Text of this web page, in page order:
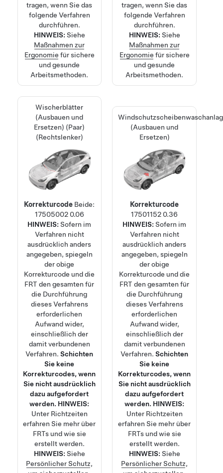
tragen, wenn Sie das
folgende Verfahren
durchführen.
HINWEIS: Siehe
Maßnahmen zur
Ergonomie für sichere
und gesunde
Arbeitsmethoden.
tragen, wenn Sie das
folgende Verfahren
durchführen.
HINWEIS: Siehe
Maßnahmen zur
Ergonomie für sichere
und gesunde
Arbeitsmethoden.
Wischerblätter
(Ausbauen und
Ersetzen) (Paar)
(Rechtslenker)
Korrekturcode Beide:
17505002 0.06
HINWEIS:Sofern im
Verfahren nicht
ausdrücklich anders
angegeben, spiegeln
der obige
Korrekturcode und die
FRT den gesamten für
die Durchführung
dieses Verfahrens
erforderlichen
Aufwand wider,
einschließlich der
damit verbundenen
Verfahren.Schichten
Sie keine
Korrekturcodes, wenn
Sie nicht ausdrücklich
dazu aufgefordert
werden. HINWEIS:
Unter Richtzeiten
erfahren Sie mehr über
FRTs und wie sie
erstellt werden.
HINWEIS: Siehe
Persönlicher Schutz,
(Ausbauen und
Ersetzen)
Korrekturcode
17501152 0.36
HINWEIS:Sofern im
Verfahren nicht
ausdrücklich anders
angegeben, spiegeln
der obige
Korrekturcode und die
FRT den gesamten für
die Durchführung
dieses Verfahrens
erforderlichen
Aufwand wider,
einschließlich der
damit verbundenen
Verfahren.Schichten
Sie keine
Korrekturcodes, wenn
Sie nicht ausdrücklich
dazu aufgefordert
werden. HINWEIS:
Unter Richtzeiten
erfahren Sie mehr über
FRTs und wie sie
erstellt werden.
HINWEIS: Siehe
Persönlicher Schutz,